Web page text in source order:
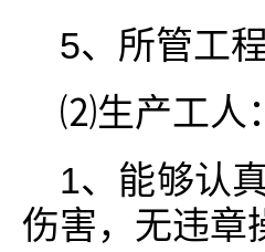
5、所管工
⑵生产工人：
1、能够认
伤害，无违章